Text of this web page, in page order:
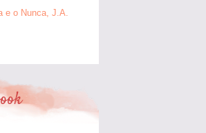
e o Nunca, J.A.